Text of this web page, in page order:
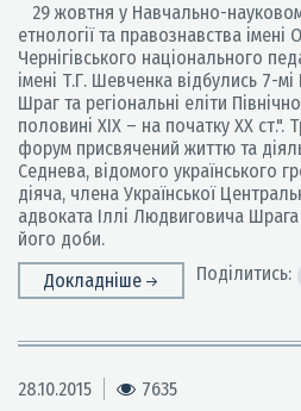
29 жовтня у Навчально-науковому
етнології та правознавства
Чернігівського національного
імені Т.Г. Шевченка відбулись 7-
Шраг та регіональні еліти
половині ХІХ – на початку ХХ ст.".
форум присвячений життю та
Седнева, відомого українського
діяча, члена Української
адвоката Іллі Людвиговича Шрага
його доби.
Докладніше
Поділитись:
28.10.2015
7635